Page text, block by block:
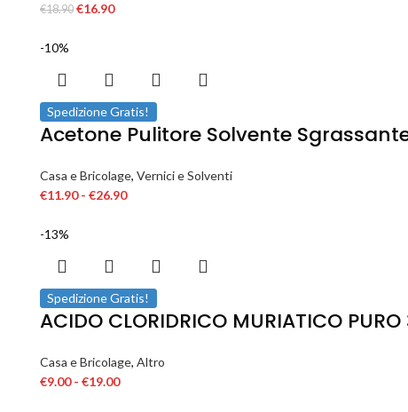
€18.90 €16.90
-10%
Spedizione Gratis!
Acetone Pulitore Solvente
Casa e Bricolage, Vernici e Solventi
€11.90 - €26.90
-13%
Spedizione Gratis!
ACIDO CLORIDRICO MURIATICO
Casa e Bricolage, Altro
€9.00 - €19.00